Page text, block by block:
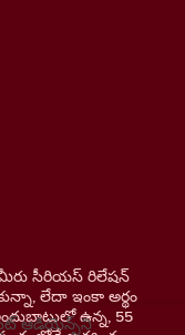
సీరియస్ రిలేషన్
లేదా ఇంకా అర్థం
ఉన్న, 55
ఆడియెన్స్‌ని